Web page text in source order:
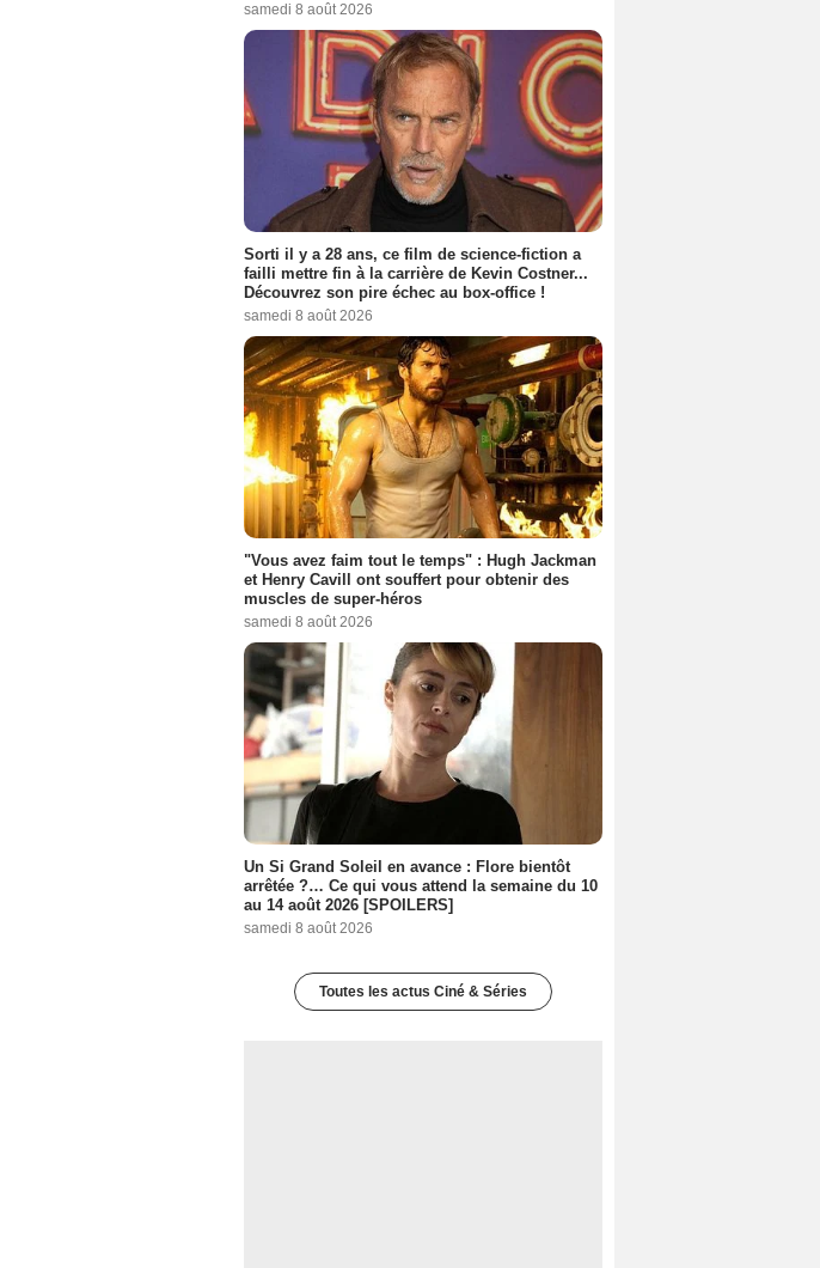
samedi 8 août 2026
Sorti il y a 28 ans, ce film de science-fiction a
failli mettre fin à la carrière de Kevin Costner...
Découvrez son pire échec au box-office !
samedi 8 août 2026
"Vous avez faim tout le temps" : Hugh Jackman
et Henry Cavill ont souffert pour obtenir des
muscles de super-héros
samedi 8 août 2026
Un Si Grand Soleil en avance : Flore bientôt
arrêtée ?… Ce qui vous attend la semaine du 10
au 14 août 2026 [SPOILERS]
samedi 8 août 2026
Toutes les actus Ciné & Séries